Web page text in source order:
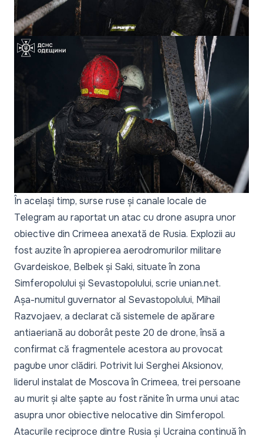
În același timp, surse ruse și canale locale de
Telegram au raportat un atac cu drone asupra unor
obiective din Crimeea anexată de Rusia. Explozii au
fost auzite în apropierea aerodromurilor militare
Gvardeiskoe, Belbek și Saki, situate în zona
Simferopolului și Sevastopolului, scrie unian.net.
Așa-numitul guvernator al Sevastopolului, Mihail
Razvojaev, a declarat că sistemele de apărare
antiaeriană au doborât peste 20 de drone, însă a
confirmat că fragmentele acestora au provocat
pagube unor clădiri. Potrivit lui Serghei Aksionov,
liderul instalat de Moscova în Crimeea, trei persoane
au murit și alte șapte au fost rănite în urma unui atac
asupra unor obiective nelocative din Simferopol.
Atacurile reciproce dintre Rusia și Ucraina continuă în